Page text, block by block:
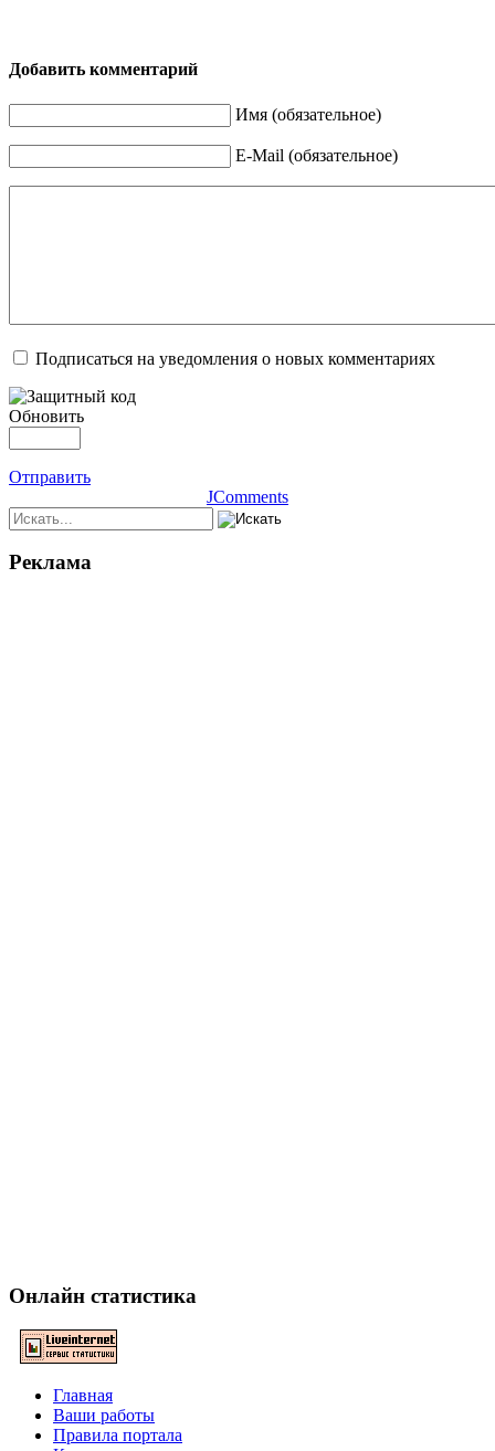
Добавить комментарий
Имя (обязательное)
E-Mail (обязательное)
Подписаться на уведомления о новых комментариях
Обновить
Отправить
JComments
Реклама
Онлайн статистика
Главная
Ваши работы
Правила портала